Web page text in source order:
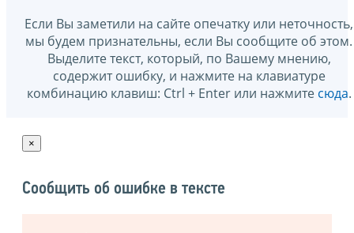
Если Вы заметили на сайте опечатку или неточность,
мы будем признательны, если Вы сообщите об этом.
Выделите текст, который, по Вашему мнению,
содержит ошибку, и нажмите на клавиатуре
комбинацию клавиш: Ctrl + Enter или нажмите сюда.
×
Сообщить об ошибке в тексте